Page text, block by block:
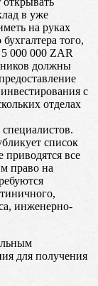
в уже
на руках
того,
5 000 000 ZAR
должны
с
отделах
список
приводятся все
право на
инженерно-
для получения